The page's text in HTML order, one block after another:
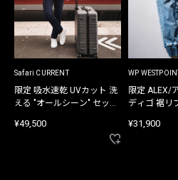
Safari CURRENT
限定 吸水速乾 UVカット 洗
える "オールシーン" セット
¥49,500
WP
限定 ALEX/
ディゴ 裾リ
¥31,900